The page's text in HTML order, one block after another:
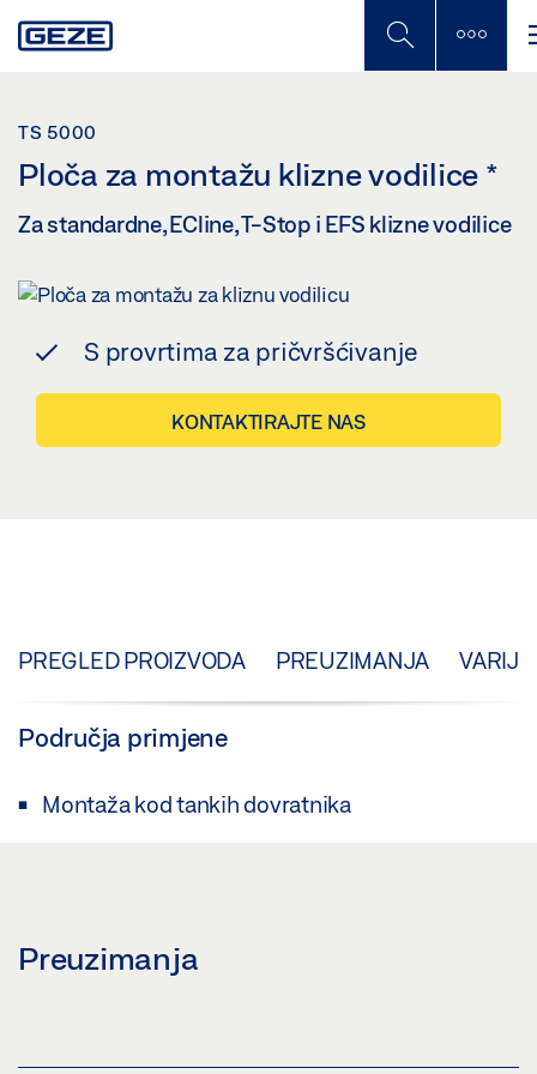
to
TS 5000
Ploča za montažu klizne vodilice *
Za standardne, ECline, T-Stop i EFS klizne vodilice
S provrtima za pričvršćivanje
KONTAKTIRAJTE NAS
PREGLED PROIZVODA PREUZIMANJA
Područja primjene
Montaža kod tankih dovratnika
Preuzimanja